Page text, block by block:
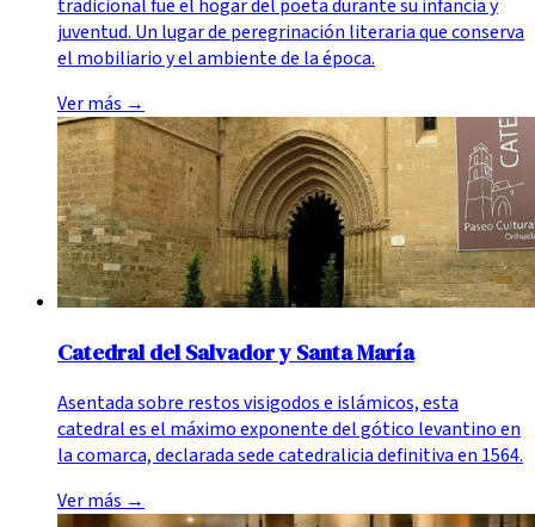
tradicional fue el hogar del poeta durante su infancia y
juventud. Un lugar de peregrinación literaria que conserva
el mobiliario y el ambiente de la época.
Ver más→
Catedral del Salvador y Santa María
Asentada sobre restos visigodos e islámicos, esta
catedral es el máximo exponente del gótico levantino en
la comarca, declarada sede catedralicia definitiva en 1564.
Ver más →